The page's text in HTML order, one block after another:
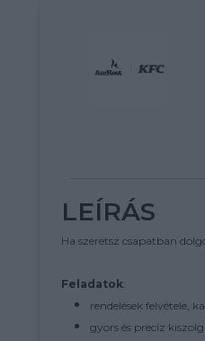
LEÍRÁS
Ha szeretsz csapatban
Feladatok:
rendelések felvétele,
gyors és precíz